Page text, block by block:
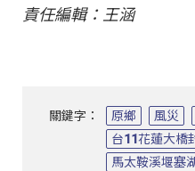
責任編輯：王涵
關鍵字： 原鄉 風災
台11花蓮大橋
馬太鞍溪堰塞